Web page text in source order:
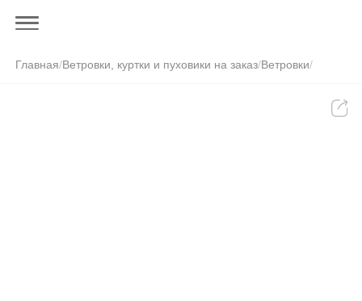
Главная/Ветровки, куртки и пуховики на заказ/Ветровки/